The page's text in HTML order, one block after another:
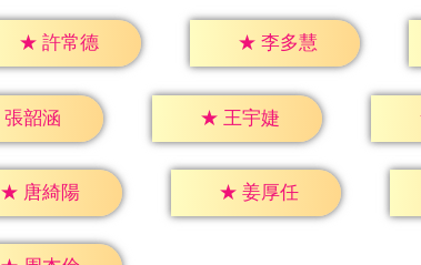
★ 許常德 ★ 李多慧
張韶涵 ★ 王宇婕
★ 唐綺陽 ★ 姜厚任